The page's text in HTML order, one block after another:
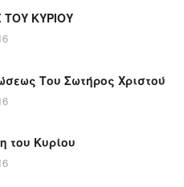
ΚΥΡΙΟΥ
Του Σωτήρος Χριστού
του Κυρίου